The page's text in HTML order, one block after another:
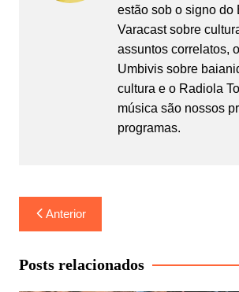
estão sob o signo do
Varacast sobre
assuntos correlatos,
Umbivis sobre
cultura e o Radiola
música são nossos
programas.
Navegação
de
Post
Anterior
Posts relacionados